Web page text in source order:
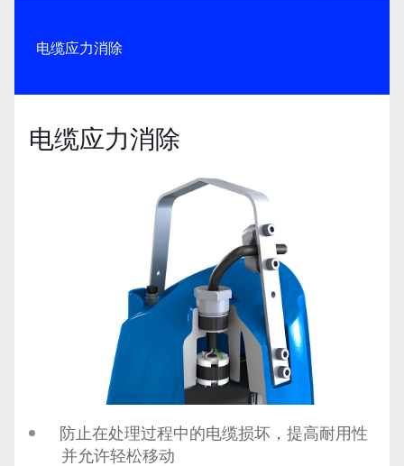
电缆应力消除
电缆应力消除
防止在处理过程中的电缆损坏，提高耐用性
并允许轻松移动